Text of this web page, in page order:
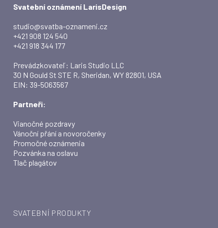
Svatební oznámení LarisDesign
studio@svatba-oznameni.cz
+421 908 124 540
+421 918 344 177
Prevádzkovateľ: Laris Studio LLC
30 N Gould St STE R, Sheridan, WY 82801, USA
EIN: 39-5063567
Partneři:
Vianočné pozdravy
Vánoční přání a novoročenky
Promočné oznámenia
Pozvánka na oslavu
Tlač plagátov
SVATEBNÍ PRODUKTY